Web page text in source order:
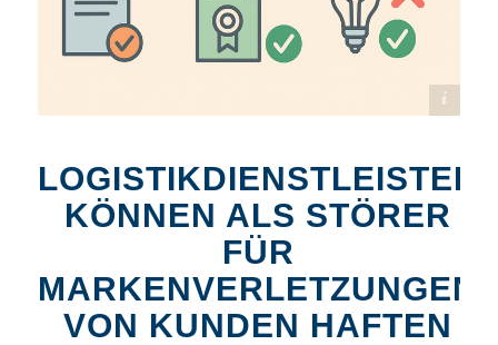
LOGISTIKDIENSTLEISTER
KÖNNEN ALS STÖRER
FÜR
MARKENVERLETZUNGEN
VON KUNDEN HAFTEN